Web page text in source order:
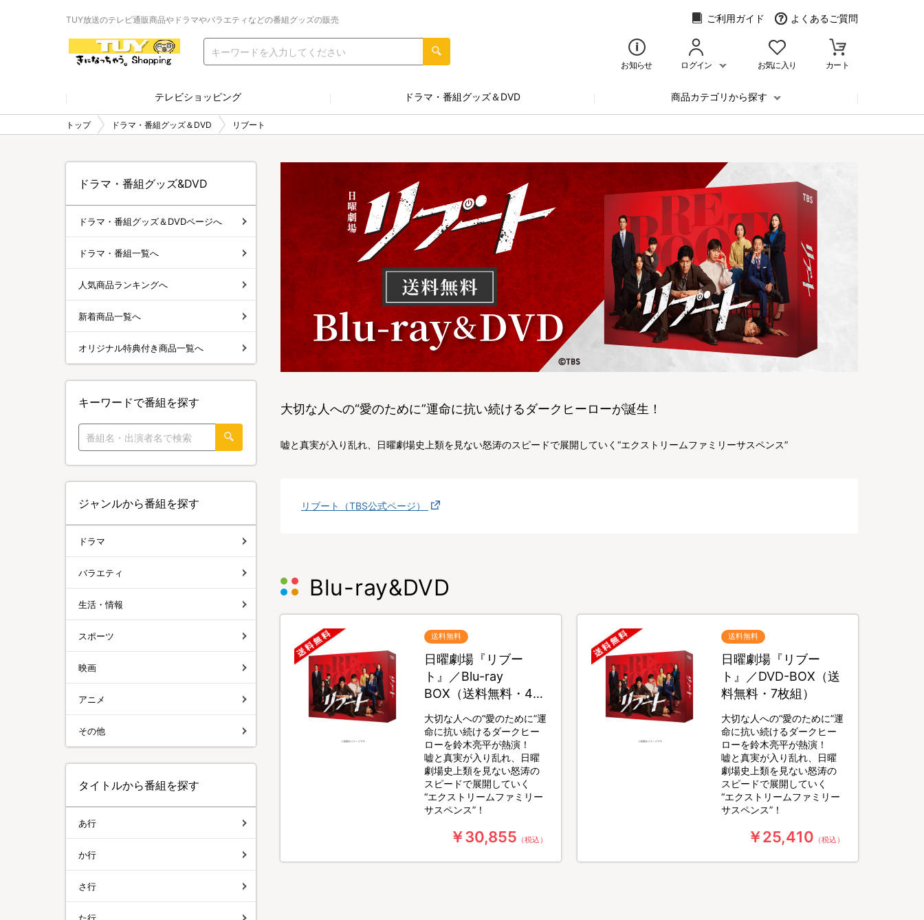
TUY放送のテレビ通販商品やドラマやバラエティなどの番組グッズの販売 ご利用ガイド よくあるご質問
お知らせ ログイン お気に入り カート
テレビショッピング ドラマ・番組グッズ＆DVD 商品カテゴリから探す
トップ ドラマ・番組グッズ＆DVD リブート
大切な人への“愛のために”運命に抗い続けるダークヒーローが誕生！
嘘と真実が入り乱れ、日曜劇場史上類を見ない怒涛のスピードで展開していく“エクストリームファミリーサスペンス”
リブート（TBS公式ページ）
Blu-ray&DVD
送料無料
日曜劇場『リブー
ト』／Blu-ray
BOX（送料無料・4枚
組）
大切な人への“愛のために”運
命に抗い続けるダークヒー
ローを鈴木亮平が熱演！
嘘と真実が入り乱れ、日曜
劇場史上類を見ない怒涛の
スピードで展開していく
“エクストリームファミリー
サスペンス”！
￥30,855 （税込）
送料無料
日曜劇場『リブー
ト』／DVD-BOX（送
料無料・7枚組）
大切な人への“愛のために”運
命に抗い続けるダークヒー
ローを鈴木亮平が熱演！
嘘と真実が入り乱れ、日曜
劇場史上類を見ない怒涛の
スピードで展開していく
“エクストリームファミリー
サスペンス”！
￥25,410 （税込）
ドラマ・番組グッズ&DVD
ドラマ・番組グッズ＆DVDページへ
ドラマ・番組一覧へ
人気商品ランキングへ
新着商品一覧へ
オリジナル特典付き商品一覧へ
キーワードで番組を探す
ジャンルから番組を探す
ドラマ
バラエティ
生活・情報
スポーツ
映画
アニメ
その他
タイトルから番組を探す
あ行
か行
さ行
た行